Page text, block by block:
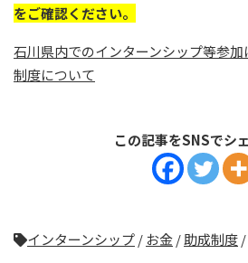
をご確認ください。
石川県内でのインターンシップ等参
制度について
この記事をSNSでシ
インターンシップ/ お金/助成制度/